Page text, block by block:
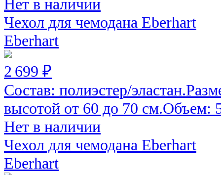
Нет в наличии
Чехол для чемодана Eberhart
Eberhart
2 699 ₽
Состав: полиэстер/
высотой от 60 до 70 см.Объем:
Нет в наличии
Чехол для чемодана Eberhart
Eberhart